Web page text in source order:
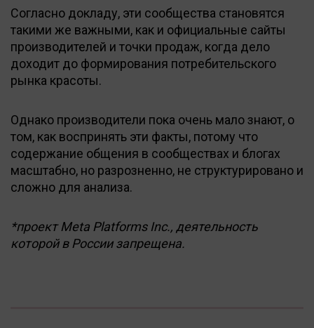
Согласно докладу, эти сообщества становятся
такими же важными, как и официальные сайты
производителей и точки продаж, когда дело
доходит до формирования потребительского
рынка красоты.
Однако производители пока очень мало знают, о
том, как воспринять эти факты, потому что
содержание общения в сообществах и блогах
масштабно, но разрозненно, не структурировано и
сложно для анализа.
*проект Meta Platforms Inc., деятельность
которой в России запрещена.